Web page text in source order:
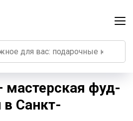
мастерская фуд-
Санкт-